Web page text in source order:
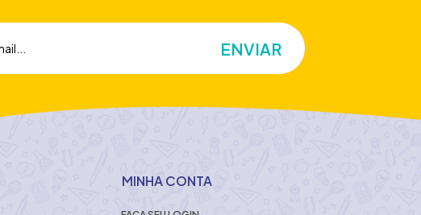
MINHA CONTA